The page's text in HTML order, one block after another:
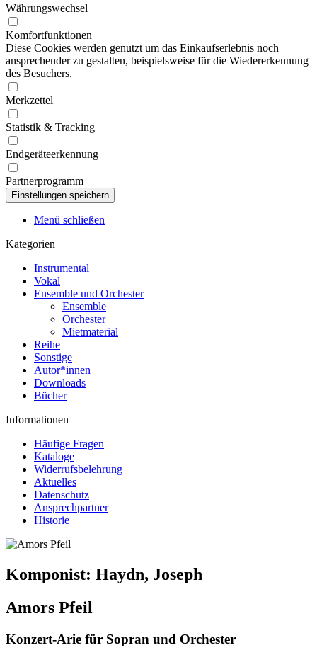
Währungswechsel
Komfortfunktionen
Diese Cookies werden genutzt um das Einkaufserlebnis noch
ansprechender zu gestalten, beispielsweise für die Wiedererkennung
des Besuchers.
Merkzettel
Statistik & Tracking
Endgeräteerkennung
Partnerprogramm
Menü schließen
Kategorien
Instrumental
Vokal
Ensemble und Orchester
Ensemble
Orchester
Mietmaterial
Reihe
Sonstige
Autor*innen
Downloads
Bücher
Informationen
Häufige Fragen
Kataloge
Widerrufsbelehrung
Aktuelles
Datenschutz
Ansprechpartner
Historie
Komponist: Haydn, Joseph
Amors Pfeil
Konzert-Arie für Sopran und Orchester